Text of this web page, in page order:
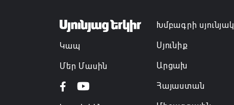
Կապ
Մեր Մասին
Խմբագրի սյունյակ
Սյունիք
Արցախ
Հայաստան